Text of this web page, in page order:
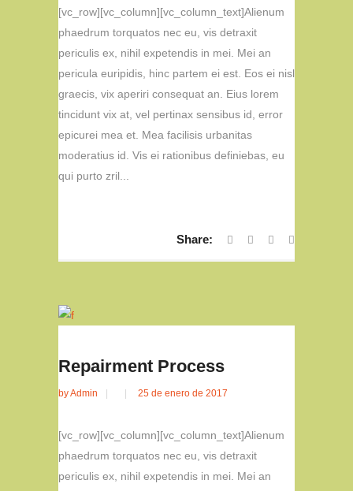
[vc_row][vc_column][vc_column_text]Alienum
phaedrum torquatos nec eu, vis detraxit
periculis ex, nihil expetendis in mei. Mei an
pericula euripidis, hinc partem ei est. Eos ei nisl
graecis, vix aperiri consequat an. Eius lorem
tincidunt vix at, vel pertinax sensibus id, error
epicurei mea et. Mea facilisis urbanitas
moderatius id. Vis ei rationibus definiebas, eu
qui purto zril...
Share:
Repairment Process
byAdmin 25 de enero de 2017
[vc_row][vc_column][vc_column_text]Alienum
phaedrum torquatos nec eu, vis detraxit
periculis ex, nihil expetendis in mei. Mei an